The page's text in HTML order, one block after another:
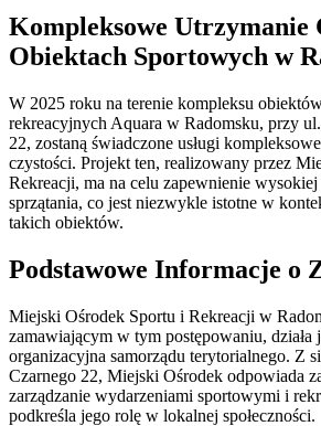
Kompleksowe Utrzymanie
Obiektach Sportowych w
W 2025 roku na terenie kompleksu
rekreacyjnych Aquara w Radomsku, przy
22, zostaną świadczone usługi
czystości. Projekt ten, realizowany przez
Rekreacji, ma na celu zapewnienie wysokiej
sprzątania, co jest niezwykle istotne w
takich obiektów.
Podstawowe Informacje o
Miejski Ośrodek Sportu i Rekreacji w
zamawiającym w tym postępowaniu, działa
organizacyjna samorządu terytorialnego. Z
Czarnego 22, Miejski Ośrodek odpowiada
zarządzanie wydarzeniami sportowymi i
podkreśla jego rolę w lokalnej społeczności.